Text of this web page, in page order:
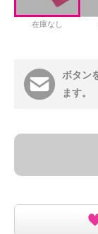
在庫なし
ボタン
ます。